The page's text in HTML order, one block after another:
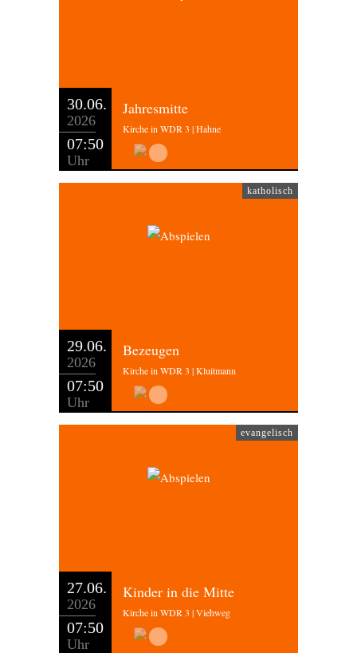
30.06.
2026
07:50
Uhr
Jahresmitte
Kirche in WDR 3 | Hahne
katholisch
29.06.
2026
07:50
Uhr
Bezeugen
Kirche in WDR 3 | Kluitmann
evangelisch
27.06.
2026
07:50
Uhr
Kinder in die Mitte
Kirche in WDR 3 | Viehweg